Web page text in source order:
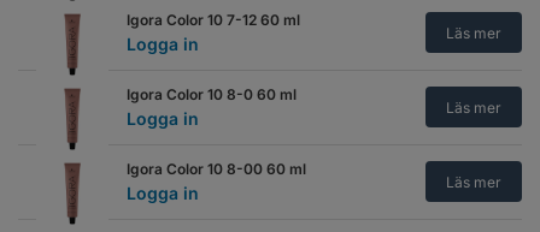
Igora Color 10 7-12 60 ml
Logga in
Läs mer
Igora Color 10 8-0 60 ml
Logga in
Läs mer
Igora Color 10 8-00 60 ml
Logga in
Läs mer